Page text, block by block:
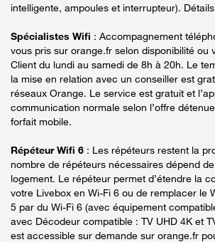
intelligente, ampoules et interrupteur).
Spécialistes Wifi : Accompagnement
vous pris sur orange.fr selon disponibilité ou
Client du lundi au samedi de 8h à 20h. Le
la mise en relation avec un conseiller est
réseaux Orange. Le service est gratuit et
communication normale selon l’offre
forfait mobile.
Répéteur Wifi 6 : Les répéteurs restent la
nombre de répéteurs nécessaires dépend
logement. Le répéteur permet d’étendre la
votre Livebox en Wi-Fi 6 ou de remplacer le
5 par du Wi-Fi 6 (avec équipement
avec Décodeur compatible : TV UHD 4K et
est accessible sur demande sur orange.fr